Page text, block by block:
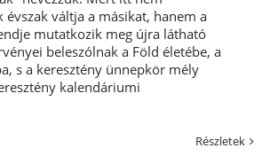
évszak váltja a másikat, hanem a
mutatkozik meg újra látható
beleszólnak a Föld életébe, a
s a keresztény ünnepkör mély
kalendáriumi
Részletek